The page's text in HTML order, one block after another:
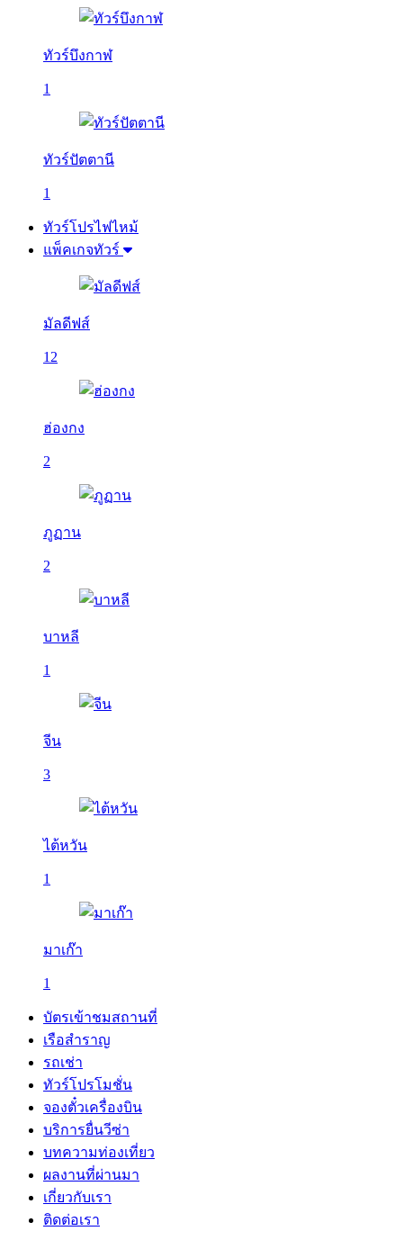
ทัวร์บึงกาฬ
1
ทัวร์ปัตตานี
1
ทัวร์โปรไฟไหม้
แพ็คเกจทัวร์
มัลดีฟส์
12
ฮ่องกง
2
ภูฏาน
2
บาหลี
1
จีน
3
ไต้หวัน
1
มาเก๊า
1
บัตรเข้าชมสถานที่
เรือสำราญ
รถเช่า
ทัวร์โปรโมชั่น
จองตั๋วเครื่องบิน
บริการยื่นวีซ่า
บทความท่องเที่ยว
ผลงานที่ผ่านมา
เกี่ยวกับเรา
ติดต่อเรา